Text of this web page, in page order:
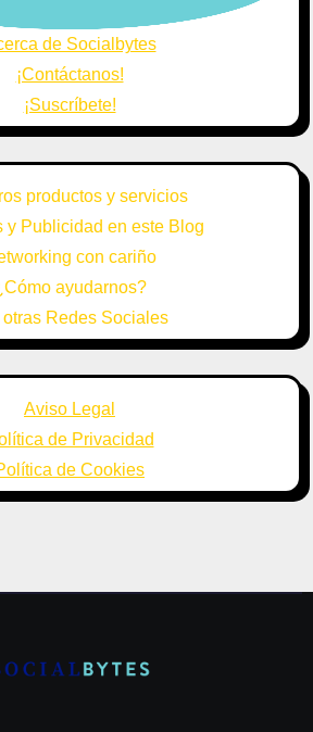
de Socialbytes
¡Contáctanos!
¡Suscríbete!
productos y servicios
y Publicidad en este Blog
con cariño
ayudarnos?
otras Redes Sociales
Aviso Legal
de Privacidad
de Cookies